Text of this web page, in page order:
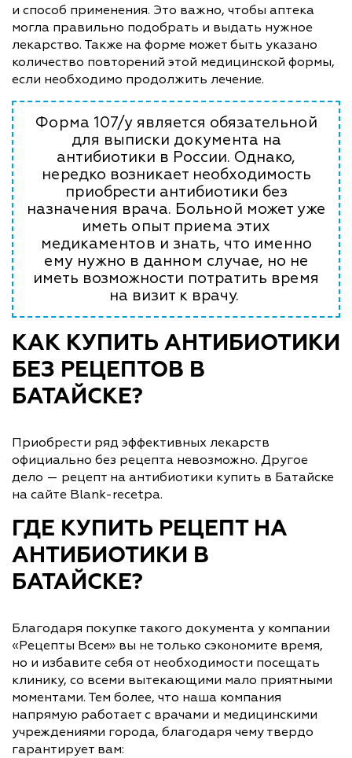
и способ применения. Это важно, чтобы аптека
могла правильно подобрать и выдать нужное
лекарство. Также на форме может быть указано
количество повторений этой медицинской формы,
если необходимо продолжить лечение.
Форма 107/у является обязательной
для выписки документа на
антибиотики в России. Однако,
нередко возникает необходимость
приобрести антибиотики без
назначения врача. Больной может уже
иметь опыт приема этих
медикаментов и знать, что именно
ему нужно в данном случае, но не
иметь возможности потратить время
на визит к врачу.
КАК КУПИТЬ АНТИБИОТИКИ
БЕЗ РЕЦЕПТОВ В
БАТАЙСКЕ?
Приобрести ряд эффективных лекарств
официально без рецепта невозможно. Другое
дело — рецепт на антибиотики купить в Батайске
на сайте Blank-recetpa.
ГДЕ КУПИТЬ РЕЦЕПТ НА
АНТИБИОТИКИ В
БАТАЙСКЕ?
Благодаря покупке такого документа у компании
«Рецепты Всем» вы не только сэкономите время,
но и избавите себя от необходимости посещать
клинику, со всеми вытекающими мало приятными
моментами. Тем более, что наша компания
напрямую работает с врачами и медицинскими
учреждениями города, благодаря чему твердо
гарантирует вам: